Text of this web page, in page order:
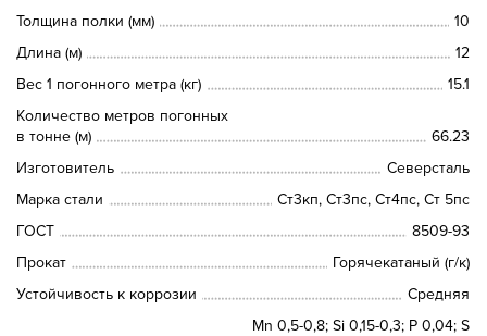
Толщина полки (мм)
10
Длина (м)
12
Вес 1 погонного метра (кг)
15.1
Количество метров погонных
в тонне (м)
66.23
Изготовитель
Северсталь
Марка стали
Ст3кп, Ст3пс, Ст4пс, Ст 5пс
ГОСТ
8509-93
Прокат
Горячекатаный (г/к)
Устойчивость к коррозии
Средняя
Mn 0,5-0,8; Si 0,15-0,3; P 0,04; S